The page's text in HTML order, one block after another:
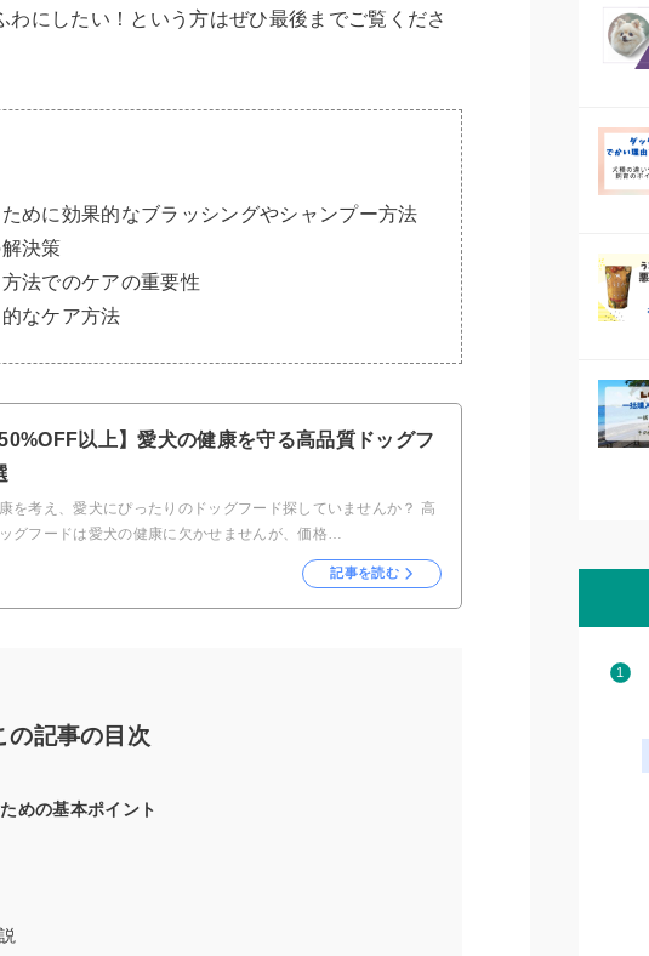
にしたい！という方はぜひ最後までご覧くださ
めに効果的なブラッシングやシャンプー方法
決策
法でのケアの重要性
なケア方法
50%OFF以上】愛犬の健康を守る高品質ドッグフ
を考え、愛犬にぴったりのドッグフード探していませんか？ 高
グフードは愛犬の健康に欠かせませんが、価格…
記事を読む
の記事の目次
めの基本ポイント